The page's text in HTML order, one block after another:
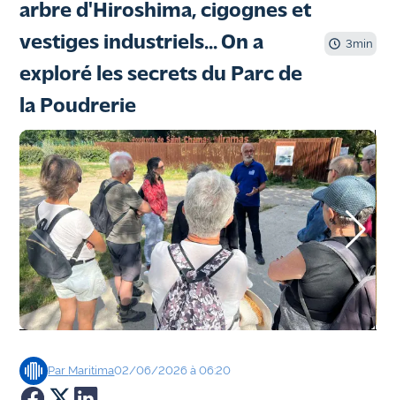
Marseille
- Aix
OM
Agenda
Faits
divers
Sports
Société
Culture
Économie
arbre d'Hiroshima, cigognes et
vestiges industriels... On a
exploré les secrets du Parc de
la Poudrerie
3min
Par Maritima02/06/2026 à 06:20